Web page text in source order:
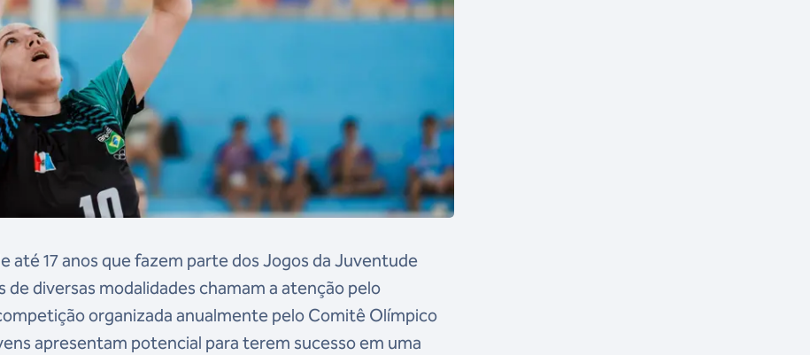
até 17 anos que fazem parte dos Jogos da Juventude
de diversas modalidades chamam a atenção pelo
organizada anualmente pelo Comitê Olímpico
apresentam potencial para terem sucesso em uma